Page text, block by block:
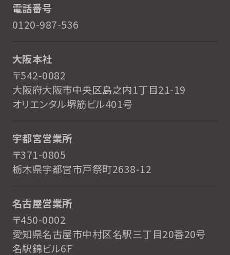
電話番号
0120-987-536
大阪本社
〒542-0082
大阪府大阪市中央区島之内1丁目21-19
オリエンタル堺筋ビル401号
宇都宮営業所
〒371-0805
栃木県宇都宮市戸祭町2638-12
名古屋営業所
〒450-0002
愛知県名古屋市中村区名駅三丁目20番20号
名駅錦ビル6F